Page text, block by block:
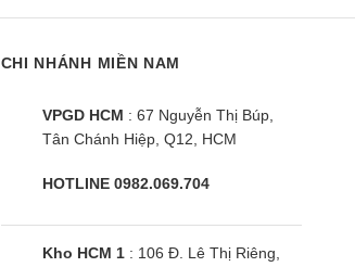
CHI NHÁNH MIỀN NAM
VPGD HCM : 67 Nguyễn Thị Búp,
Tân Chánh Hiệp, Q12, HCM
HOTLINE 0982.069.704
Kho HCM 1: 106 Đ. Lê Thị Riêng,